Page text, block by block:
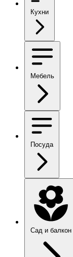
Кухни
Мебель
Посуда
Сад и балкон